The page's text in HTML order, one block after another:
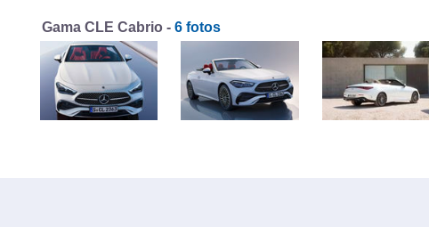
Gama CLE Cabrio - 6 fotos